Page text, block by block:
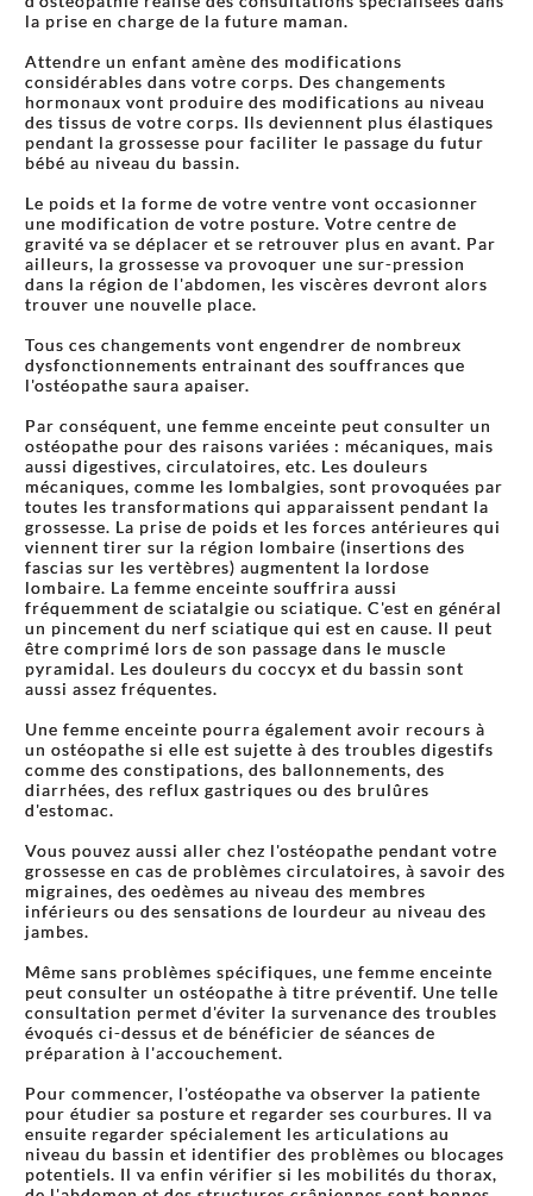
la prise en charge de la future maman.
Attendre un enfant amène des modifications
considérables dans votre corps. Des changements
hormonaux vont produire des modifications au niveau
des tissus de votre corps. Ils deviennent plus élastiques
pendant la grossesse pour faciliter le passage du futur
bébé au niveau du bassin.
Le poids et la forme de votre ventre vont occasionner
une modification de votre posture. Votre centre de
gravité va se déplacer et se retrouver plus en avant. Par
ailleurs, la grossesse va provoquer une sur-pression
dans la région de l'abdomen, les viscères devront alors
trouver une nouvelle place.
Tous ces changements vont engendrer de nombreux
dysfonctionnements entrainant des souffrances que
l'ostéopathe saura apaiser.
Par conséquent, une femme enceinte peut consulter un
ostéopathe pour des raisons variées : mécaniques, mais
aussi digestives, circulatoires, etc. Les douleurs
mécaniques, comme les lombalgies, sont provoquées par
toutes les transformations qui apparaissent pendant la
grossesse. La prise de poids et les forces antérieures qui
viennent tirer sur la région lombaire (insertions des
fascias sur les vertèbres) augmentent la lordose
lombaire. La femme enceinte souffrira aussi
fréquemment de sciatalgie ou sciatique. C'est en général
un pincement du nerf sciatique qui est en cause. Il peut
être comprimé lors de son passage dans le muscle
pyramidal. Les douleurs du coccyx et du bassin sont
aussi assez fréquentes.
Une femme enceinte pourra également avoir recours à
un ostéopathe si elle est sujette à des troubles digestifs
comme des constipations, des ballonnements, des
diarrhées, des reflux gastriques ou des brulûres
d'estomac.
Vous pouvez aussi aller chez l'ostéopathe pendant votre
grossesse en cas de problèmes circulatoires, à savoir des
migraines, des oedèmes au niveau des membres
inférieurs ou des sensations de lourdeur au niveau des
jambes.
Même sans problèmes spécifiques, une femme enceinte
peut consulter un ostéopathe à titre préventif. Une telle
consultation permet d'éviter la survenance des troubles
évoqués ci-dessus et de bénéficier de séances de
préparation à l'accouchement.
Pour commencer, l'ostéopathe va observer la patiente
pour étudier sa posture et regarder ses courbures. Il va
ensuite regarder spécialement les articulations au
niveau du bassin et identifier des problèmes ou blocages
potentiels. Il va enfin vérifier si les mobilités du thorax,